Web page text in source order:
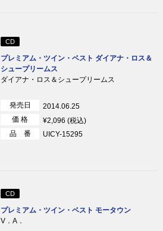
CD
プレミアム・ツイン・ベスト ダイアナ・ロス＆
シュープリームス
ダイアナ・ロス＆シュープリームス
発売日
2014.06.25
価 格
¥2,096 (税込)
品 番
UICY-15295
CD
プレミアム・ツイン・ベスト モータウン
V．A．